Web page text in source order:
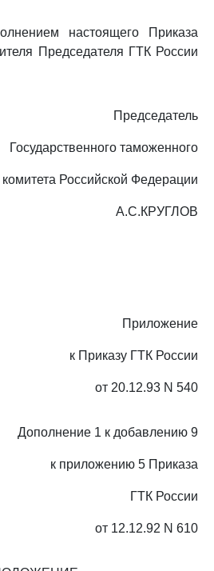
настоящего Приказа
Председателя ГТК России
Председатель
Государственного таможенного
комитета Российской Федерации
А.С.КРУГЛОВ
Приложение
к Приказу ГТК России
от 20.12.93 N 540
Дополнение 1 к добавлению 9
к приложению 5 Приказа
ГТК России
от 12.12.92 N 610